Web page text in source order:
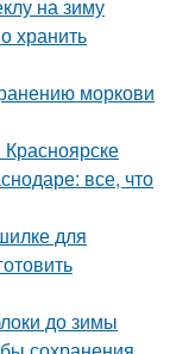
на зиму
хранить
моркови
все, что
для
до зимы